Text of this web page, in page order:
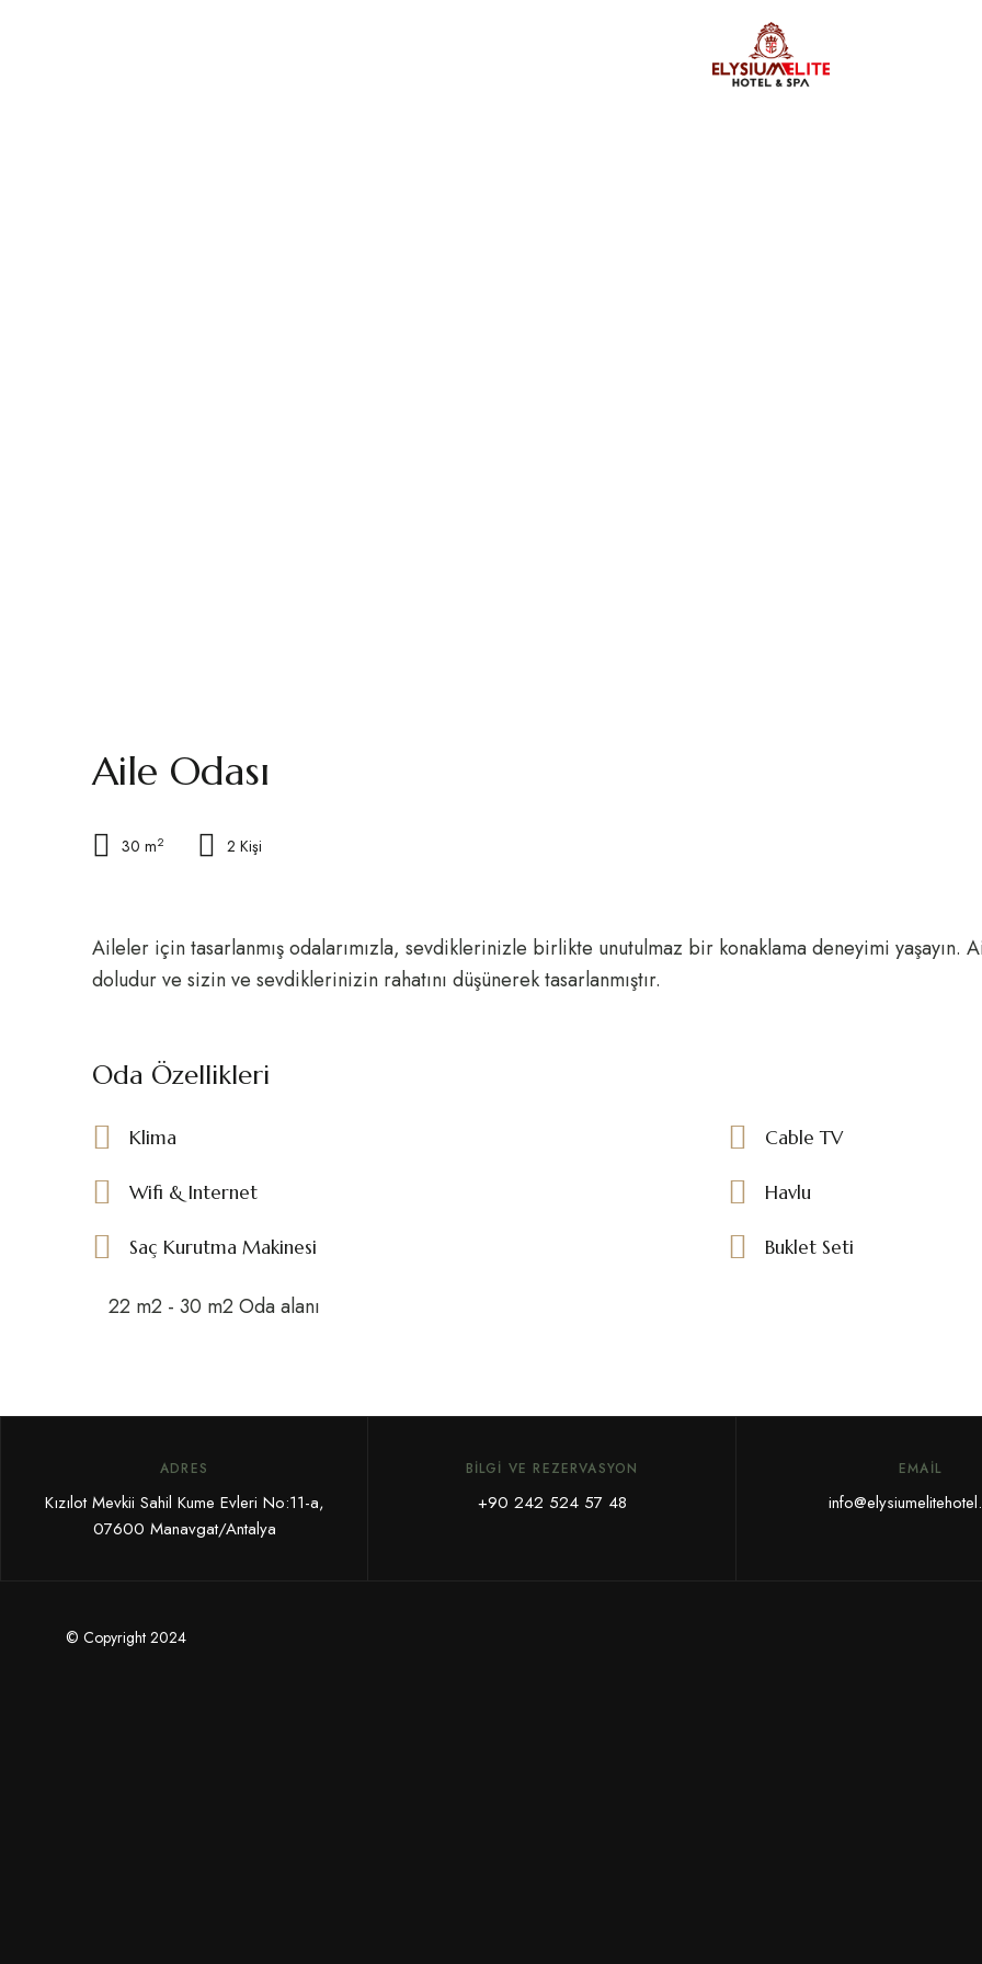
Aile Odası
30 m2 2 Kişi
Aileler için tasarlanmış odalarımızla, sevdiklerinizle birlikte unutulmaz bir konaklama deneyimi yaşayın.
doludur ve sizin ve sevdiklerinizin rahatını düşünerek tasarlanmıştır.
Oda Özellikleri
Klima Cable TV
Wifi & Internet Havlu
Saç Kurutma Makinesi Buklet Seti
22 m2 - 30 m2 Oda alanı
ADRES
Kızılot Mevkii Sahil Kume Evleri No:11-a,
07600 Manavgat/Antalya
BILGI VE REZERVASYON
+90 242 524 57 48
EMAIL
© Copyright 2024